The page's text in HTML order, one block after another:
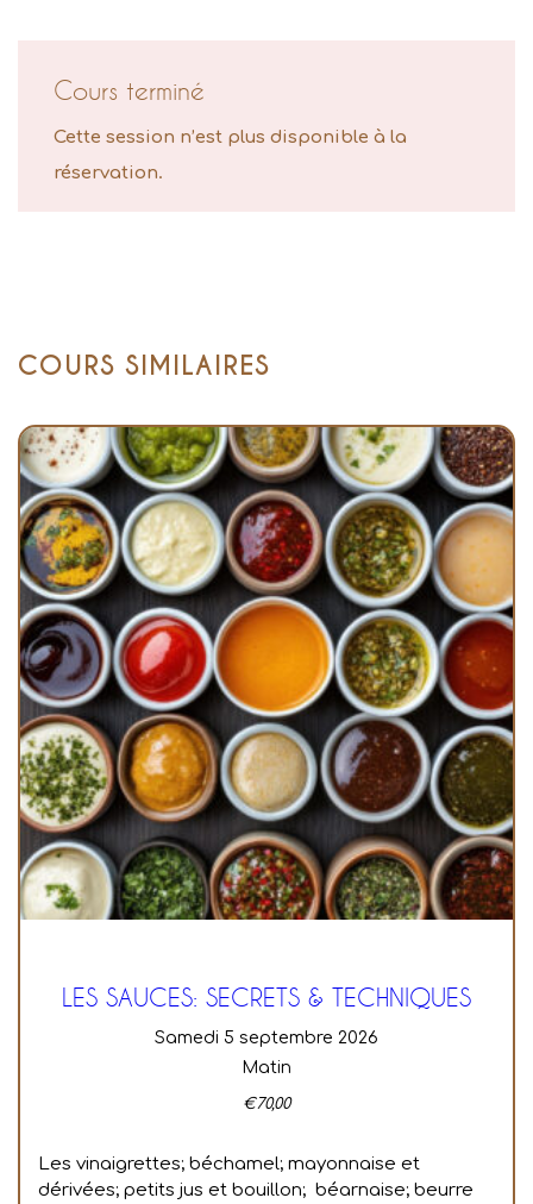
Cours terminé
Cette session n’est plus disponible à la
réservation.
COURS SIMILAIRES
LES SAUCES: SECRETS & TECHNIQUES
samedi 5 septembre 2026
Matin
€70,00
Les vinaigrettes; béchamel; mayonnaise et
dérivées; petits jus et bouillon; béarnaise; beurre